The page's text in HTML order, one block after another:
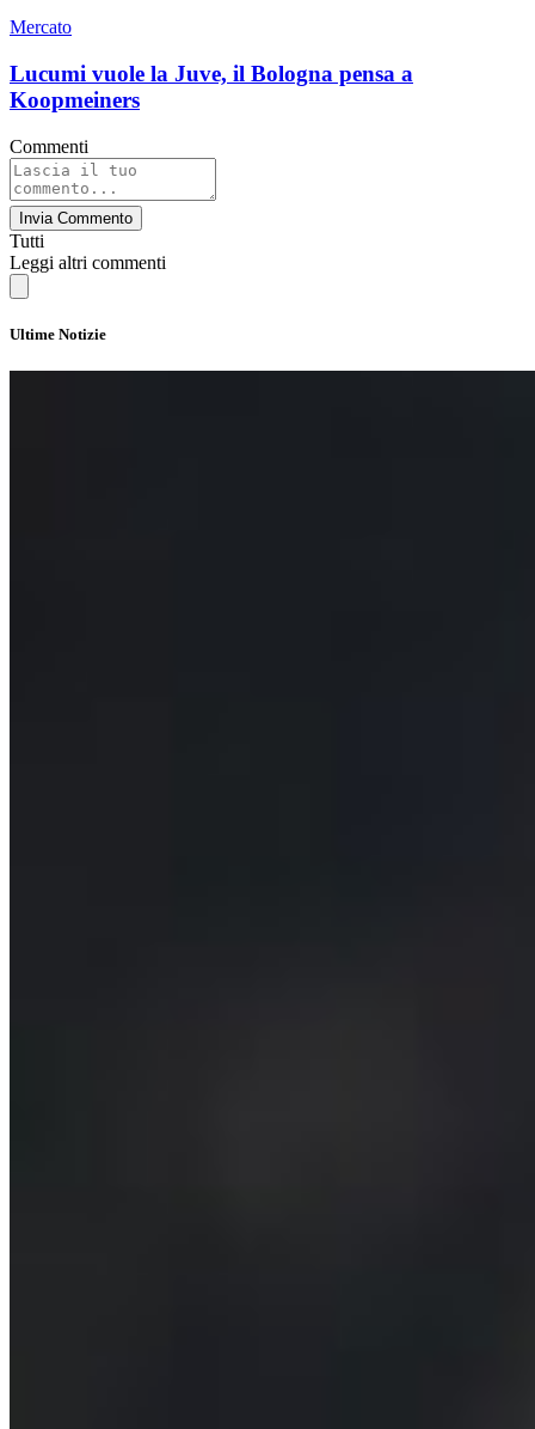
Mercato
Lucumi vuole la Juve, il Bologna pensa a
Koopmeiners
Commenti
Invia Commento
Tutti
Leggi altri commenti
Ultime Notizie